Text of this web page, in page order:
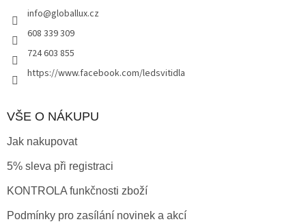
info@globallux.cz
608 339 309
724 603 855
https://www.facebook.com/ledsvitidla
VŠE O NÁKUPU
Jak nakupovat
5% sleva při registraci
KONTROLA funkčnosti zboží
Podmínky pro zasílání novinek a akcí